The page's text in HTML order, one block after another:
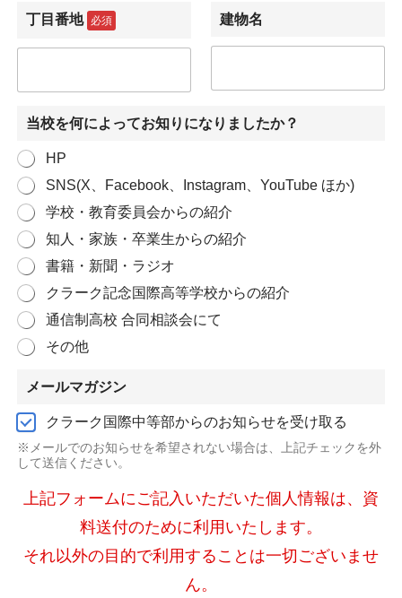
丁目番地 必須 建物名
当校を何によってお知りになりましたか？
HP
SNS(X、Facebook、Instagram、YouTube ほか)
学校・教育委員会からの紹介
知人・家族・卒業生からの紹介
書籍・新聞・ラジオ
クラーク記念国際高等学校からの紹介
通信制高校 合同相談会にて
その他
メールマガジン
クラーク国際中等部からのお知らせを受け取る
※メールでのお知らせを希望されない場合は、上記チェックを外
して送信ください。
上記フォームにご記入いただいた個人情報は、資
料送付のために利用いたします。
それ以外の目的で利用することは一切ございませ
ん。